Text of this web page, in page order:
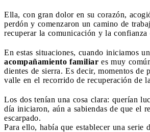
Ella, con gran dolor en su corazón,
perdón y comenzaron un camino de
recuperar la comunicación y la confianza
En estas situaciones, cuando iniciamos
acompañamiento familiar es muy
dientes de sierra. Es decir, momentos de
valle en el recorrido de recuperación de
Los dos tenían una cosa clara: querían
día iniciaron, aún a sabiendas de que el
escarpado.
Para ello, había que establecer una serie